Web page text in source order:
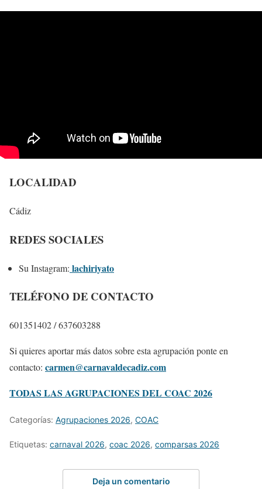
LOCALIDAD
Cádiz
REDES SOCIALES
Su Instagram: lachiriyato
TELÉFONO DE CONTACTO
601351402 / 637603288
Si quieres aportar más datos sobre esta agrupación ponte en
contacto: carmen@carnavaldecadiz.com
TODAS LAS AGRUPACIONES DEL COAC 2026
Categorías: Agrupaciones 2026, COAC
Etiquetas: carnaval 2026, coac 2026, comparsas 2026
Deja un comentario